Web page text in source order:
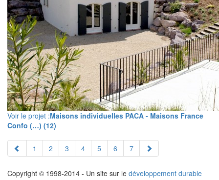
Voir le projet :Maisons individuelles PACA - Maisons France
Confo (…) (12)
1 2 3 4 5 6 7
Copyright © 1998-2014 - Un site sur le développement durable